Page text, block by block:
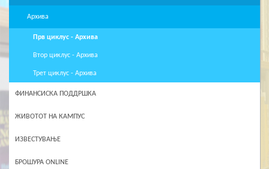
Архива
Прв циклус - Архива
Втор циклус - Архива
Трет циклус - Архива
ФИНАНСИСКА ПОДДРШКА
ЖИВОТОТ НА КАМПУС
ИЗВЕСТУВАЊЕ
БРОШУРА ONLINE